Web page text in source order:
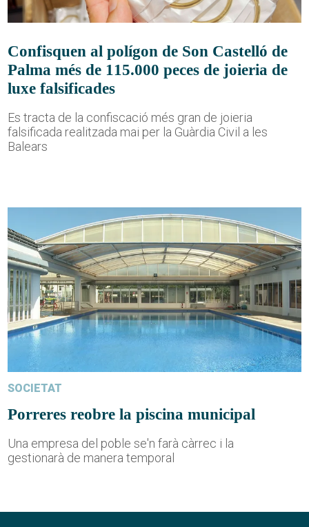
Confisquen al polígon de Son Castelló de
Palma més de 115.000 peces de joieria de
luxe falsificades
Es tracta de la confiscació més gran de joieria
falsificada realitzada mai per la Guàrdia Civil a les
Balears
SOCIETAT
Porreres reobre la piscina municipal
Una empresa del poble se'n farà càrrec i la
gestionarà de manera temporal